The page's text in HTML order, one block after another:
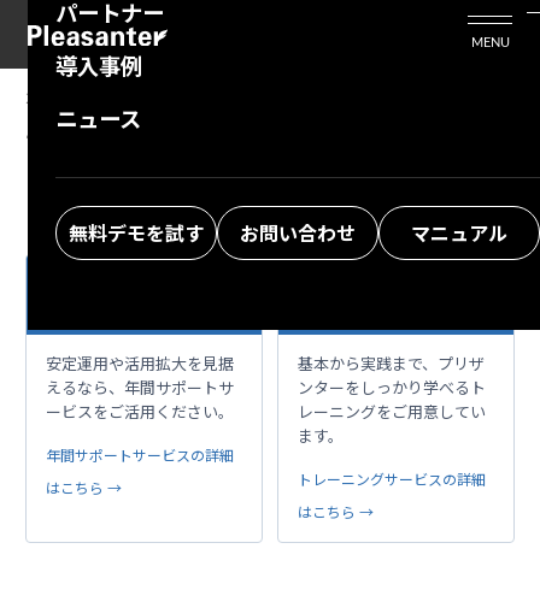
活用シーン
Enterprise Edition
パートナー
プリザンタービジネスを検討中の方
導入事例
ニュース
無料デモを試す お問い合わせ マニュアル
MENU
2025/12/09
テーブルの管理：項目：内容
安定運用や活用拡大を見据
えるなら、年間サポートサ
ービスをご活用ください。
年間サポートサービスの詳細
はこちら →
基本から実践まで、プリザ
ンターをしっかり学べるト
レーニングをご用意してい
ます。
トレーニングサービスの詳細
はこちら →